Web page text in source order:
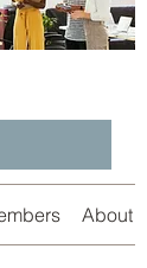
About